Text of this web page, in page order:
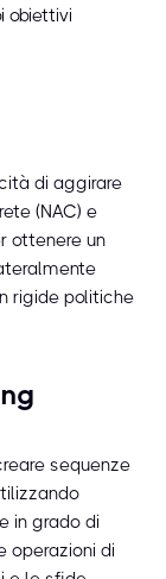
obiettivi
di aggirare
(NAC) e
ottenere un
rigide politiche
sequenze
in grado di
operazioni di